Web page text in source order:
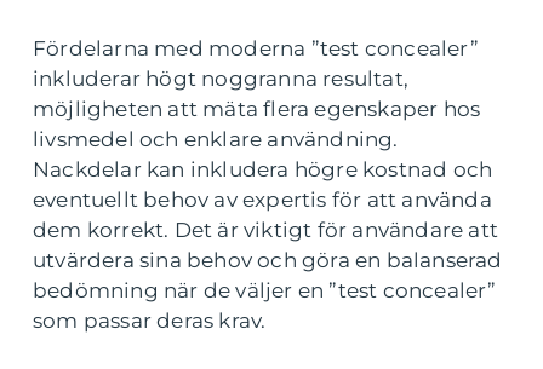
Fördelarna med moderna ”test concealer”
inkluderar högt noggranna resultat,
möjligheten att mäta flera egenskaper hos
livsmedel och enklare användning.
Nackdelar kan inkludera högre kostnad och
eventuellt behov av expertis för att använda
dem korrekt. Det är viktigt för användare att
utvärdera sina behov och göra en balanserad
bedömning när de väljer en ”test concealer”
som passar deras krav.